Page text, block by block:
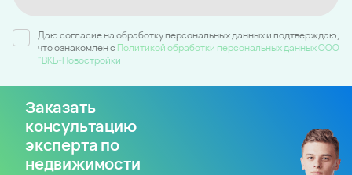
Даю согласие на обработку персональных данных и подтверждаю,
что ознакомлен c Политикой обработки персональных данных ООО
"ВКБ-Новостройки
Заказать
консультацию
эксперта по
недвижимости